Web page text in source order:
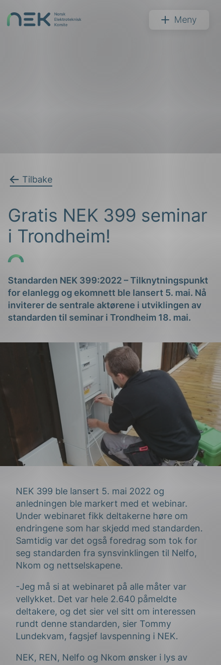
NEK Meny
Tilbake
Gratis NEK 399 seminar
i Trondheim!
Standarden NEK 399:2022 – Tilknytningspunkt
for elanlegg og ekomnett ble lansert 5. mai. Nå
inviterer de sentrale aktørene i utviklingen av
standarden til seminar i Trondheim 18. mai.
NEK 399 ble lansert 5. mai 2022 og
anledningen ble markert med et webinar.
Under webinaret fikk deltakerne høre om
endringene som har skjedd med standarden.
Samtidig var det også foredrag som tok for
seg standarden fra synsvinklingen til Nelfo,
Nkom og nettselskapene.
-Jeg må si at webinaret på alle måter var
vellykket. Det var hele 2.640 påmeldte
deltakere, og det sier vel sitt om interessen
rundt denne standarden, sier Tommy
Lundekvam, fagsjef lavspenning i NEK.
NEK, REN, Nelfo og Nkom ønsker i lys av